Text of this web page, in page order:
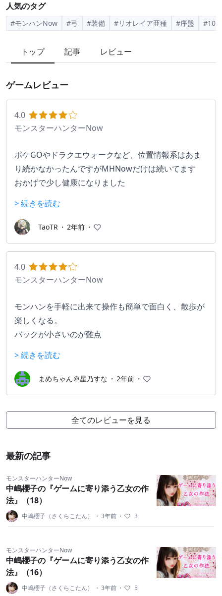
人気のタグ
#モンハンNow #弓 #装備 #リオレイア亜種 #序盤 #10月
トップ 記事 レビュー
ゲームレビュー
4.0
モンスターハンターNow
ポケGOやドラクエウォークなど、位置情報系はあま
り続かなかったんですがMHNowだけは続いてます
おかげで少し健康になりました
> 続きを読む
TaoTR ・ 2年前 ・
4.0
モンスターハンターNow
モンハンを手軽に出来て操作も簡単で面白く、散歩が
楽しくなる。
バックが小さいのが難点
> 続きを読む
まめちゃん＠星乃すな ・ 2年前 ・
全てのレビューを見る
最新の記事
モンスターハンターNow
中嶋櫻子の『ゲームに寄り添う乙女の作
法』（18）
中嶋櫻子（さくらこたん） ・ 3年前 ・ 3
モンスターハンターNow
中嶋櫻子の『ゲームに寄り添う乙女の作
法』（16）
中嶋櫻子（さくらこたん） ・ 3年前 ・ 5